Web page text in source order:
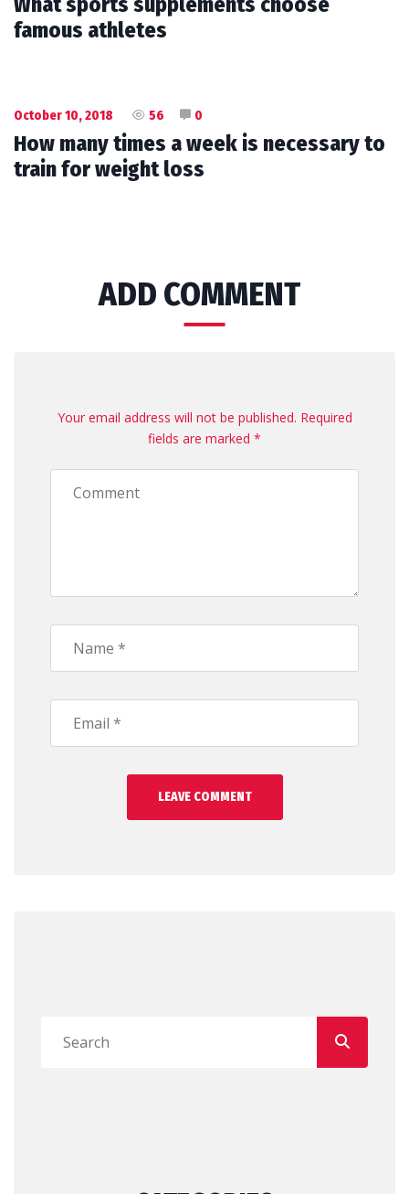
famous athletes
October 10, 2018 56 0
How many times a week is necessary to
train for weight loss
ADD COMMENT
Your email address will not be published. Required
fields are marked *